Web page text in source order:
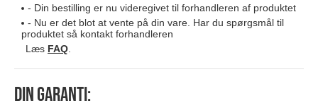
Din bestilling er nu videregivet til forhandleren af produktet
Nu er det blot at vente på din vare. Har du spørgsmål til
produktet så kontakt forhandleren
Læs FAQ.
Din garanti: